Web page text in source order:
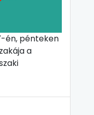
én, pénteken
a